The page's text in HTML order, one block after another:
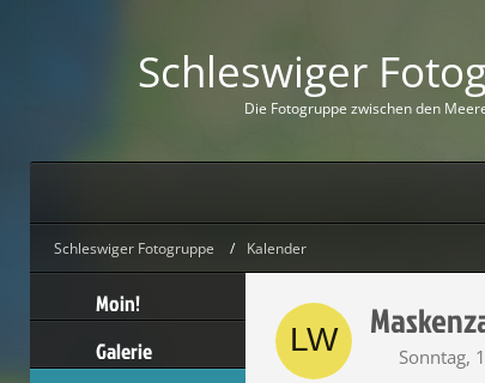
Schleswiger
Die Fotogruppe zwischenden Meer
Schleswiger Fotogruppe Kalender
Moin!
Galerie
Sonntag,